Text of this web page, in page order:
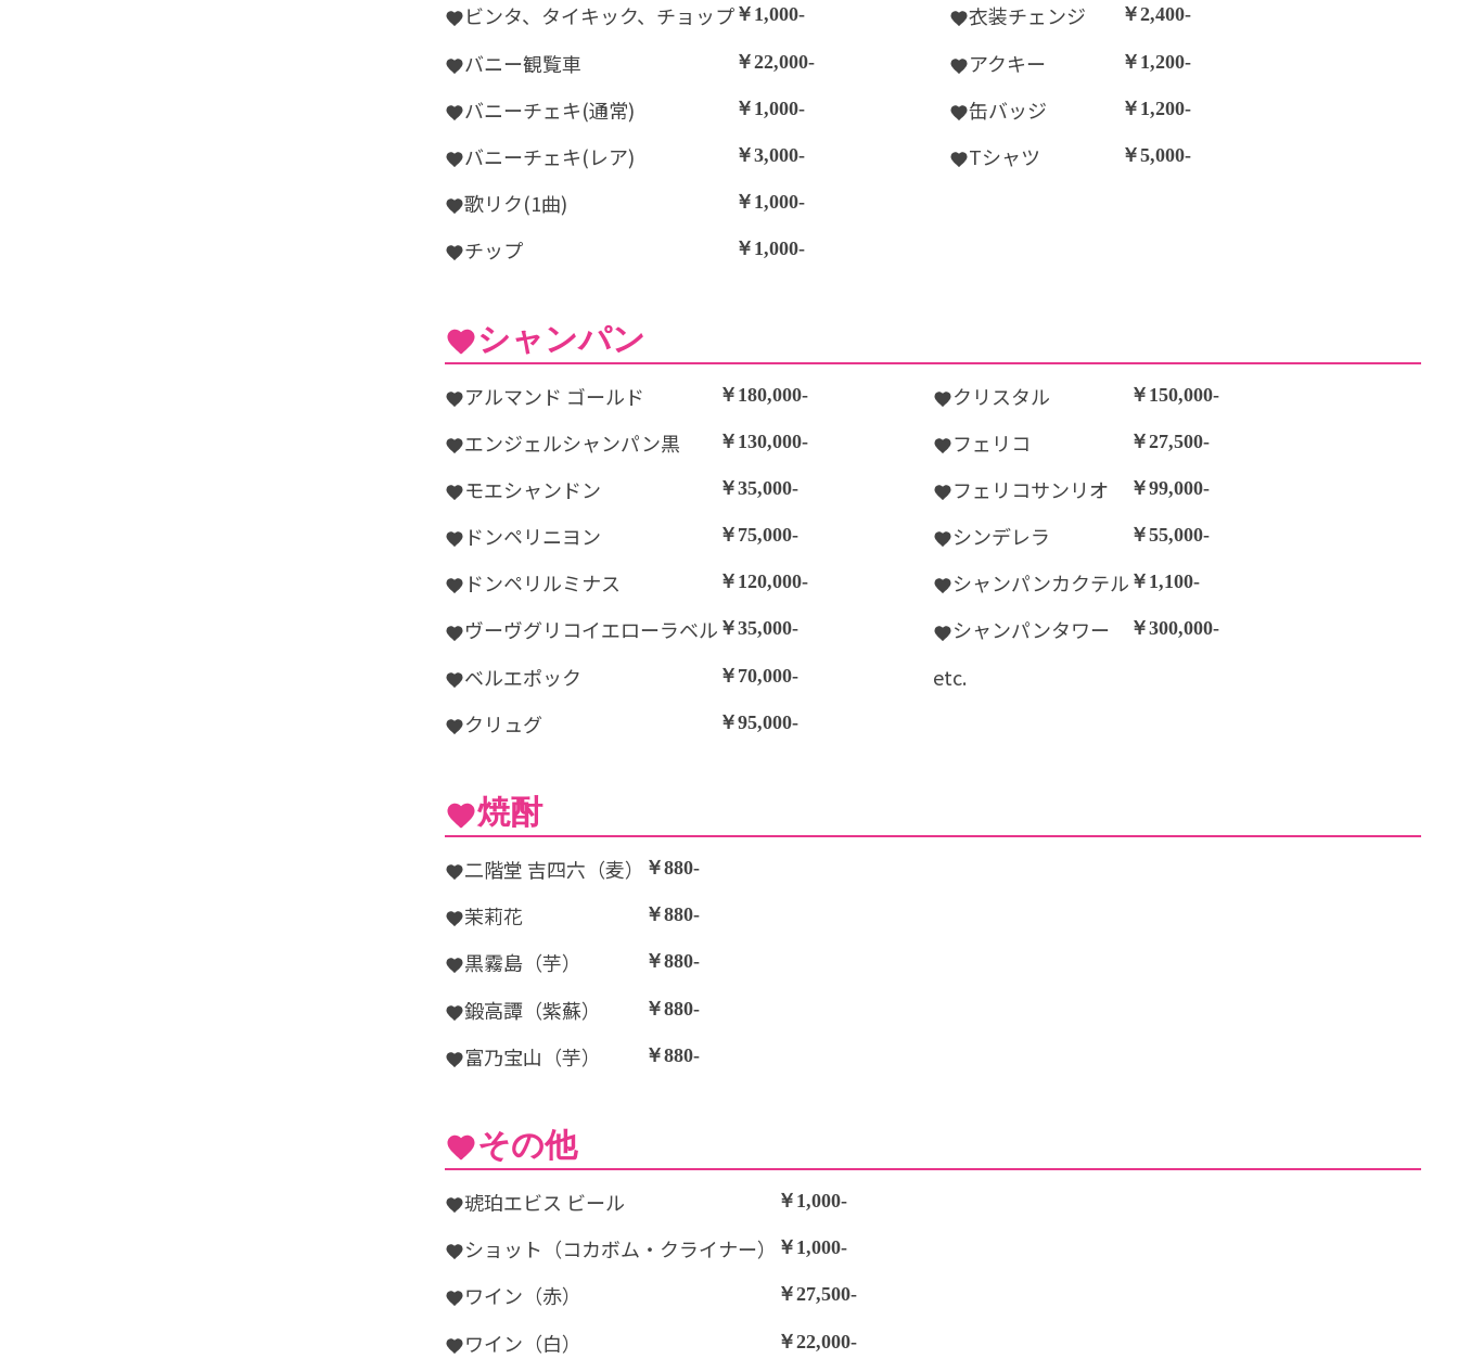
ビンタ、タイキック、チョップ ￥1,000-
バニー観覧車 ￥22,000-
バニーチェキ(通常) ￥1,000-
バニーチェキ(レア) ￥3,000-
歌リク(1曲) ￥1,000-
チップ ￥1,000-
衣装チェンジ ￥2,400-
アクキー ￥1,200-
缶バッジ ￥1,200-
Tシャツ ￥5,000-
シャンパン
アルマンド ゴールド ￥180,000-
エンジェルシャンパン黒 ￥130,000-
モエシャンドン ￥35,000-
ドンペリニヨン ￥75,000-
ドンペリルミナス ￥120,000-
ヴーヴグリコイエローラベル ￥35,000-
ベルエポック ￥70,000-
クリュグ ￥95,000-
クリスタル ￥150,000-
フェリコ ￥27,500-
フェリコサンリオ ￥99,000-
シンデレラ ￥55,000-
シャンパンカクテル ￥1,100-
シャンパンタワー ￥300,000-
etc.
焼酎
二階堂 吉四六（麦） ￥880-
茉莉花 ￥880-
黒霧島（芋） ￥880-
鍛高譚（紫蘇） ￥880-
富乃宝山（芋） ￥880-
その他
琥珀エビス ビール ￥1,000-
ショット（コカボム・クライナー） ￥1,000-
ワイン（赤） ￥27,500-
ワイン（白） ￥22,000-